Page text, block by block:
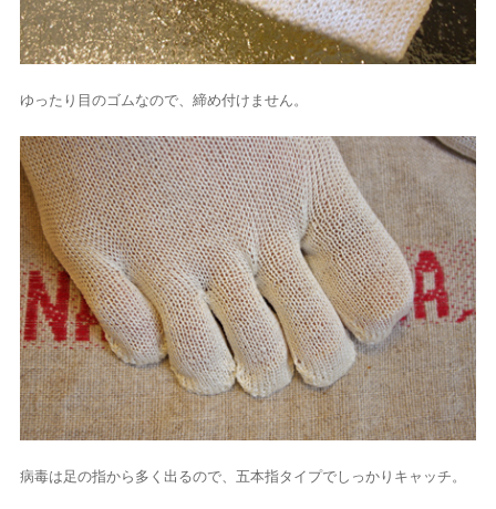
ゆったり目のゴムなので、締め付けません。
病毒は足の指から多く出るので、五本指タイプでしっかりキャッチ。